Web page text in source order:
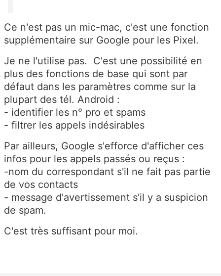
Ce n'est pas un mic-mac, c'est une fonction
supplémentaire sur Google pour les Pixel.
Je ne l'utilise pas. C'est une possibilité en
plus des fonctions de base qui sont par
défaut dans les paramètres comme sur la
plupart des tél. Android :
- identifier les n° pro et spams
- filtrer les appels indésirables
Par ailleurs, Google s'efforce d'afficher ces
infos pour les appels passés ou reçus :
-nom du correspondant s'il ne fait pas partie
de vos contacts
- message d'avertissement s'il y a suspicion
de spam.
C'est très suffisant pour moi.